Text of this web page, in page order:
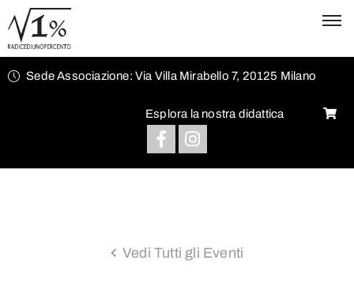
Sede Associazione: Via Villa Mirabello 7, 20125 Milano
Esplora la nostra didattica
Vedi Tutti gli Eventi